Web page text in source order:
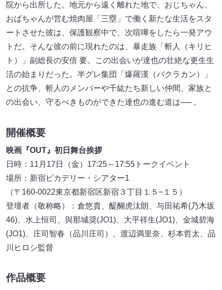
院から出所した。地元から遠く離れた地で、おじちゃん、
おばちゃんが営む焼肉屋「三塁」で働く新たな生活をスタ
ートさせた彼は、保護観察中で、次喧嘩をしたら一発アウ
トだ。そんな彼の前に現れたのは、暴走族「斬人（キリヒ
ト）」副総長の安倍 要。この出会いが達也の壮絶な更生生
活の始まりだった。半グレ集団「爆羅漢（バクラカン）」
との抗争、斬人のメンバーや千紘たち新しい仲間、家族と
の出会い、守るべきものができた達也の進む道は── 。
開催概要
映画『OUT』初日舞台挨拶
日時：11月17日（金）17:25～17:55トークイベント
場所：新宿ピカデリー・シアター1
（〒160-0022東京都新宿区新宿３丁目１５−１５）
登壇者（敬称略）：倉悠貴、醍醐虎汰朗、与田祐希(乃木坂
46)、水上恒司、與那城奨(JO1)、大平祥生(JO1)、金城碧海
(JO1)、庄司智春（品川庄司）、渡辺満里奈、杉本哲太、品
川ヒロシ監督
作品概要